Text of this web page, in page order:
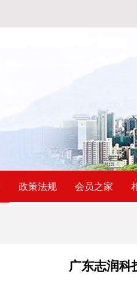
政策法规 会员之家
广东志润科